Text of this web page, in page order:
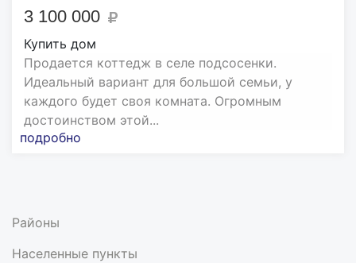
3 100 000
Купить дом
Продается коттедж в селе подсосенки.
Идеальный вариант для большой семьи, у
каждого будет своя комната. Огромным
достоинством этой...
подробно
Районы
Населенные пункты